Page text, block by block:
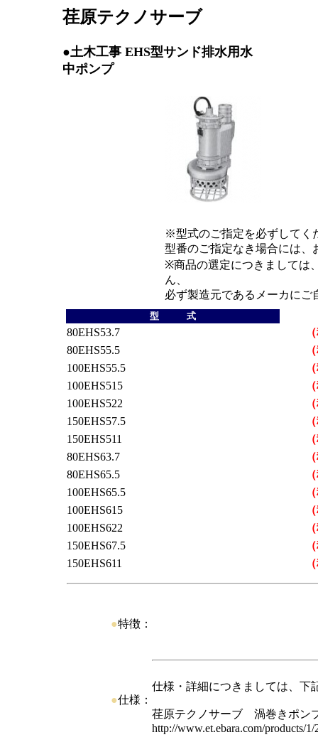
荏原テクノサーブ
●土木工事 EHS型サンド排水用水
中ポンプ
※型式のご指定を必ずしてく
型番のご指定なき場合には、
※商品の選定につきましては
ん、
必ず製造元であるメーカにご
型 式
80EHS53.7
80EHS55.5
100EHS55.5
100EHS515
100EHS522
150EHS57.5
150EHS511
80EHS63.7
80EHS65.5
100EHS65.5
100EHS615
100EHS622
150EHS67.5
150EHS611
●特徴：
●仕様：
仕様・詳細につきましては、下
荏原テクノサーブ 渦巻きポン
http://www.et.ebara.com/products/1/